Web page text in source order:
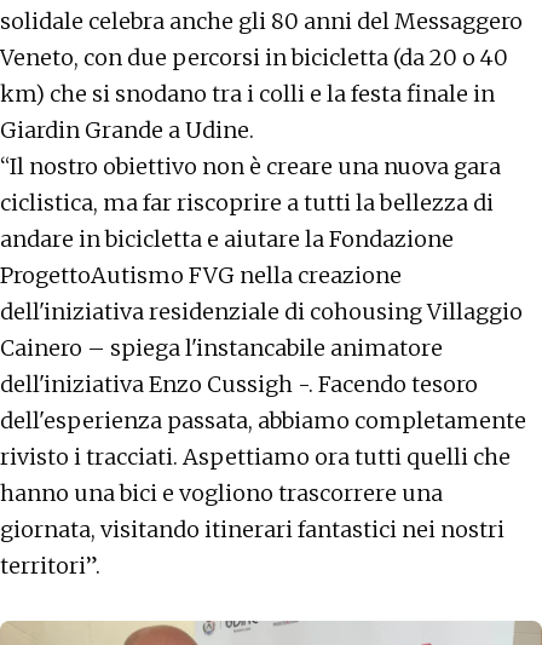
solidale celebra anche gli 80 anni del Messaggero
Veneto, con due percorsi in bicicletta (da 20 o 40
km) che si snodano tra i colli e la festa finale in
Giardin Grande a Udine.
“Il nostro obiettivo non è creare una nuova gara
ciclistica, ma far riscoprire a tutti la bellezza di
andare in bicicletta e aiutare la Fondazione
ProgettoAutismo FVG nella creazione
dell'iniziativa residenziale di cohousing Villaggio
Cainero – spiega l'instancabile animatore
dell'iniziativa Enzo Cussigh -. Facendo tesoro
dell'esperienza passata, abbiamo completamente
rivisto i tracciati. Aspettiamo ora tutti quelli che
hanno una bici e vogliono trascorrere una
giornata, visitando itinerari fantastici nei nostri
territori”.